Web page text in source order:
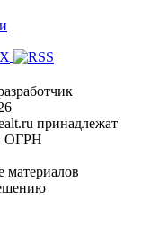
принадлежат
ОГРН
материалов